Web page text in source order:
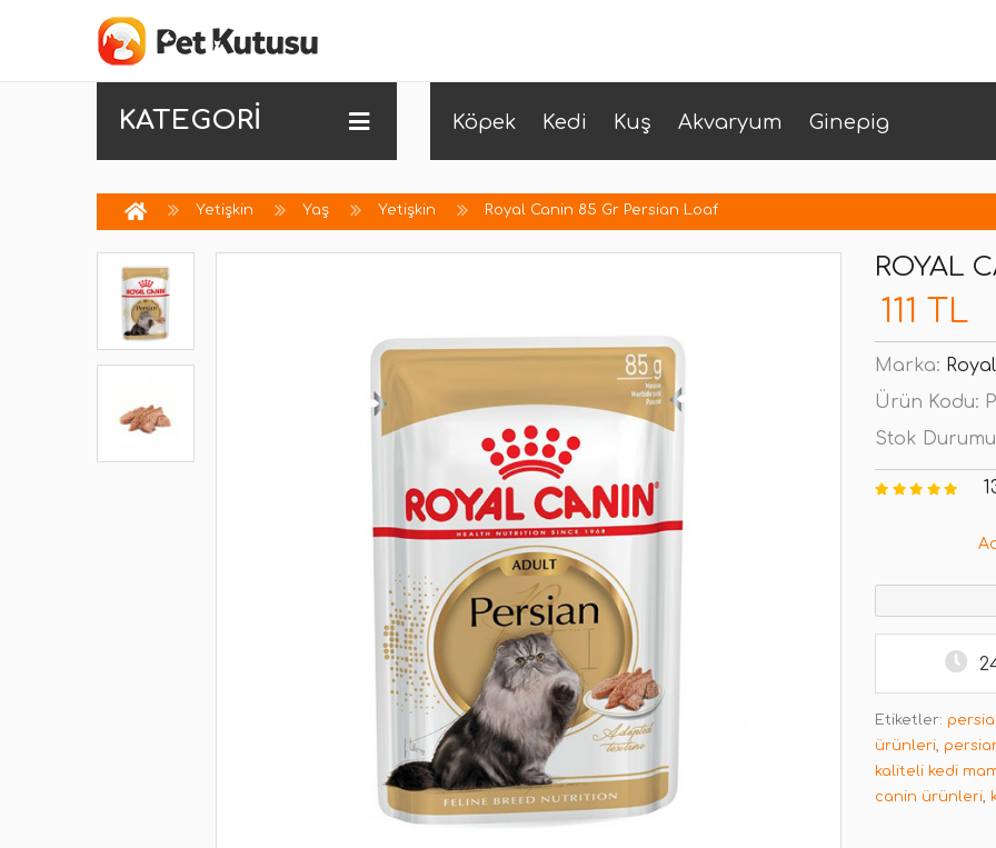
KATEGORİ Köpek Kedi Kuş Akvaryum Ginepig
Yetişkin Yaş Yetişkin Royal Canin 85 Gr Persian Loaf
ROYAL
111 TL
Marka:
Ürün Kodu:
Stok
Etiketler:
ürünleri,
kaliteli kedi
canin ürünleri,